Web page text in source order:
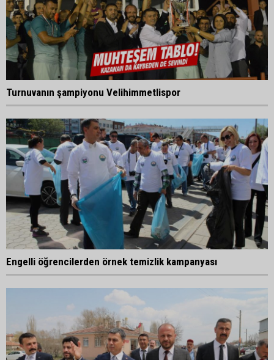
Turnuvanın şampiyonu Velihimmetlispor
Engelli öğrencilerden örnek temizlik kampanyası